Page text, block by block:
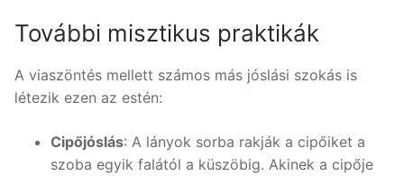
További misztikus praktikák
A viaszöntés mellett számos más jóslási szokás is
létezik ezen az estén:
Cipőjóslás: A lányok sorba rakják a cipőiket a
szoba egyik falától a küszöbig. Akinek a cipője